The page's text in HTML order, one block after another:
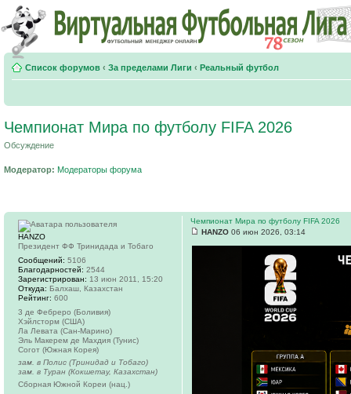
Список форумов ‹ За пределами Лиги ‹ Реальный футбол
Чемпионат Мира по футболу FIFA 2026
Обсуждение
Модератор: Модераторы форума
Чемпионат Мира по футболу FIFA 2026
HANZO 06 июн 2026, 03:14
HANZO
Президент ФФ Тринидада и Тобаго
Сообщений: 5106
Благодарностей: 2544
Зарегистрирован: 13 июн 2011, 15:20
Откуда: Балхаш, Казахстан
Рейтинг: 600
3 де Фебреро (Боливия)
Хэйлсторм (США)
Ла Левата (Сан-Марино)
Эль Макерем де Махдия (Тунис)
Согот (Южная Корея)
зам. в Полис (Тринидад и Тобаго)
зам. в Туран (Кокшетау, Казахстан)
Сборная Южной Кореи (нац.)